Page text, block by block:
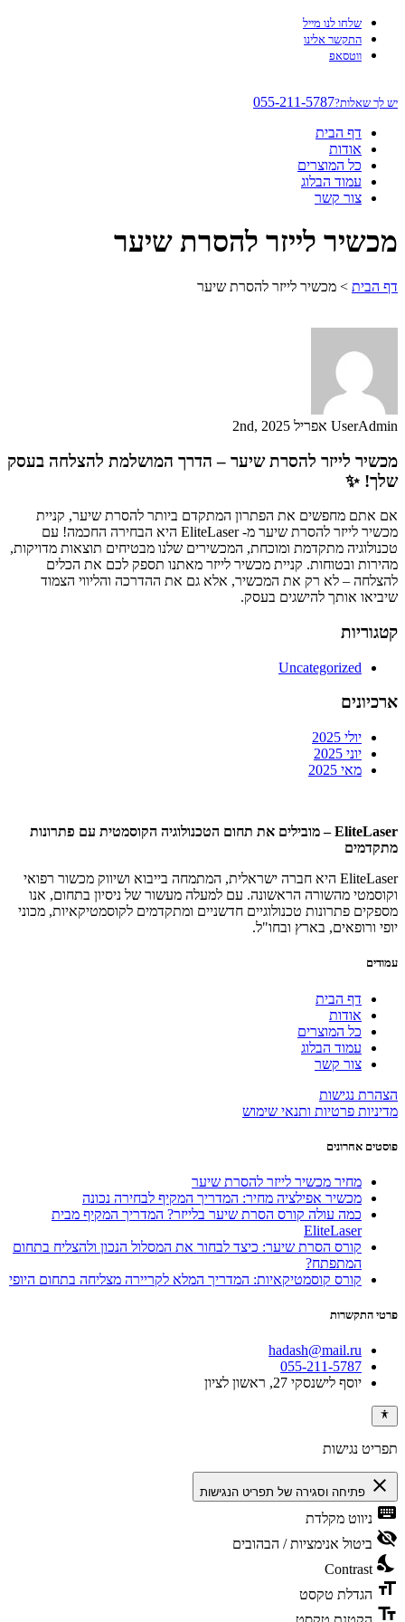
שלחו לנו מייל
התקשר אלינו
ווטסאפ
יש לך שאלות?055-211-5787
דף הבית
אודות
כל המוצרים
עמוד הבלוג
צור קשר
מכשיר לייזר להסרת שיער
דף הבית > מכשיר לייזר להסרת שיער
UserAdmin אפריל 2nd, 2025
מכשיר לייזר להסרת שיער – הדרך המושלמת להצלחה בעסק
שלך! ✨
אם אתם מחפשים את הפתרון המתקדם ביותר להסרת שיער, קניית
מכשיר לייזר להסרת שיער מ- EliteLaser היא הבחירה החכמה! עם
טכנולוגיה מתקדמת ומוכחת, המכשירים שלנו מבטיחים תוצאות מדויקות,
מהירות ובטוחות. קניית מכשיר לייזר מאתנו תספק לכם את הכלים
להצלחה – לא רק את המכשיר, אלא גם את ההדרכה והליווי הצמוד
שיביאו אותך להישגים בעסק.
קטגוריות
Uncategorized
ארכיונים
יולי 2025
יוני 2025
מאי 2025
EliteLaser – מובילים את תחום הטכנולוגיה הקוסמטית עם פתרונות
מתקדמים
EliteLaser היא חברה ישראלית, המתמחה בייבוא ושיווק מכשור רפואי
וקוסמטי מהשורה הראשונה. עם למעלה מעשור של ניסיון בתחום, אנו
מספקים פתרונות טכנולוגיים חדשניים ומתקדמים לקוסמטיקאיות, מכוני
יופי ורופאים, בארץ ובחו"ל.
עמודים
דף הבית
אודות
כל המוצרים
עמוד הבלוג
צור קשר
הצהרת נגישות
מדיניות פרטיות ותנאי שימוש
פוסטים אחרונים
מחיר מכשיר לייזר להסרת שיער
מכשיר אפילציה מחיר: המדריך המקיף לבחירה נכונה
כמה עולה קורס הסרת שיער בלייזר? המדריך המקיף מבית
EliteLaser
קורס הסרת שיער: כיצד לבחור את המסלול הנכון ולהצליח בתחום
המתפתח?
קורס קוסמטיקאיות: המדריך המלא לקריירה מצליחה בתחום היופי
פרטי התקשרות
hadash@mail.ru
055-211-5787
יוסף לישנסקי 27, ראשון לציון
תפריט נגישות
close פתיחה וסגירה של תפריט הנגישות
keyboard ניווט מקלדת
visibility_off ביטול אנימציות / הבהובים
nights_stay
Contrast
format_size הגדלת טקסט
text_fields